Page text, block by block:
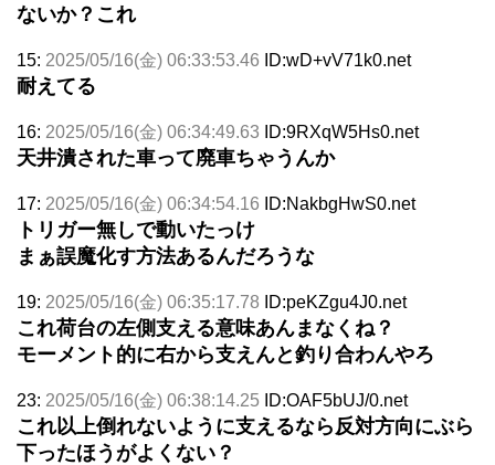
ないか？これ
15: 2025/05/16(金) 06:33:53.46 ID:wD+vV71k0.net
耐えてる
16: 2025/05/16(金) 06:34:49.63 ID:9RXqW5Hs0.net
天井潰された車って廃車ちゃうんか
17: 2025/05/16(金) 06:34:54.16 ID:NakbgHwS0.net
トリガー無しで動いたっけ
まぁ誤魔化す方法あるんだろうな
19: 2025/05/16(金) 06:35:17.78 ID:peKZgu4J0.net
これ荷台の左側支える意味あんまなくね？
モーメント的に右から支えんと釣り合わんやろ
23: 2025/05/16(金) 06:38:14.25 ID:OAF5bUJ/0.net
これ以上倒れないように支えるなら反対方向にぶら
下ったほうがよくない？